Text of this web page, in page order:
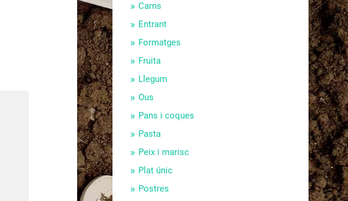
Carns
Entrant
Formatges
Fruita
Llegum
Ous
Pans i coques
Pasta
Peix i marisc
Plat únic
Postres